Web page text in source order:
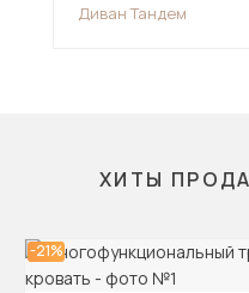
Диван Тандем
ХИТЫ
-21%